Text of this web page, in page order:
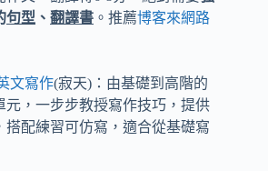
句型 、 翻譯書 。推薦博客來網路
文寫作(寂天)：由基礎到高階的
元，一步步教授寫作技巧，提供
搭配練習可仿寫，適合從基礎寫